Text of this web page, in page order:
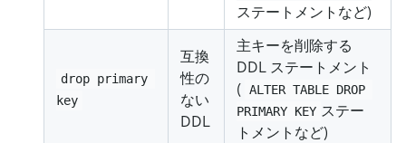
ステートメントなど)
drop primary
key
互換
性の
ない
DDL
主キーを削除する
DDL ステートメント
( ALTER TABLE DROP
PRIMARY KEY ステー
トメントなど)